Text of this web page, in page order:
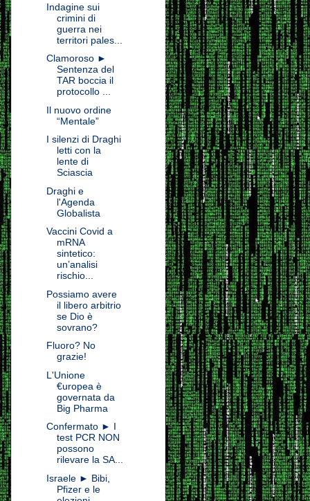
Indagine sui
crimini di
guerra nei
territori pales...
Clamoroso ►
Sentenza del
TAR boccia il
protocollo ...
Il nuovo ordine
“Mentale”
I silenzi di Draghi
letti con la
lente di
Sciascia
Draghi e
l'Agenda
Globalista
Vaccini Covid a
mRNA
sintetico:
un’analisi
rischio...
Possiamo avere
il libero arbitrio
se Dio è
sovrano?
Fluoro? No
grazie!
L'Unione
€uropea è
governata da
Big Pharma
Confermato ► I
test PCR NON
possono
rilevare la SA...
Israele ► Bibi,
Pfizer e le